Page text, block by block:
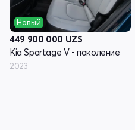
Новый
449 900 000 UZS
Kia Sportage V - поколение
2023